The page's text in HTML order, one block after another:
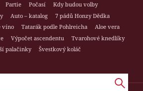
Partie Počasí
Kdy budou volby
Auto – katalog
7 pádů Honzy Dědka
víno Tatarák podle Pohlreicha
Aloe vera
Výpočet ascendentu
Tvarohové knedlíky
palačinky
Švestkový koláč